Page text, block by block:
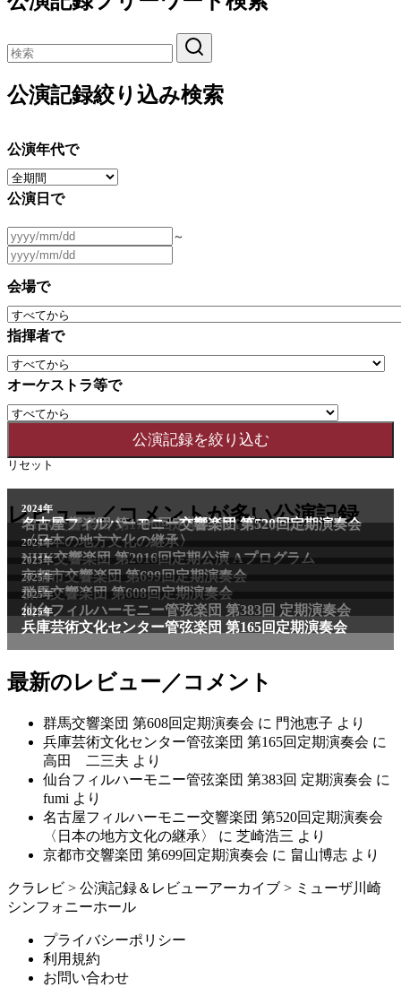
公演記録絞り込み検索
公演年代で
公演日で
～
会場で
指揮者で
オーケストラ等で
リセット
レビュー／コメントが多い公演記録
2011年
NHK交響楽団 第1706回定期公演Aプログラム
2024年
名古屋フィルハーモニー交響楽団 第520回定期演奏会
〈日本の地方文化の継承〉
2024年
NHK交響楽団 第2016回定期公演 Aプログラム
2025年
京都市交響楽団 第699回定期演奏会
2025年
群馬交響楽団 第608回定期演奏会
2025年
仙台フィルハーモニー管弦楽団 第383回 定期演奏会
2025年
兵庫芸術文化センター管弦楽団 第165回定期演奏会
最新のレビュー／コメント
群馬交響楽団 第608回定期演奏会 に 門池恵子 より
兵庫芸術文化センター管弦楽団 第165回定期演奏会 に
高田 二三夫 より
仙台フィルハーモニー管弦楽団 第383回 定期演奏会 に
fumi より
名古屋フィルハーモニー交響楽団 第520回定期演奏会
〈日本の地方文化の継承〉
に 芝崎浩三 より
京都市交響楽団 第699回定期演奏会 に 畠山博志 より
クラレビ > 公演記録＆レビューアーカイブ > ミューザ川崎
シンフォニーホール
プライバシーポリシー
利用規約
お問い合わせ